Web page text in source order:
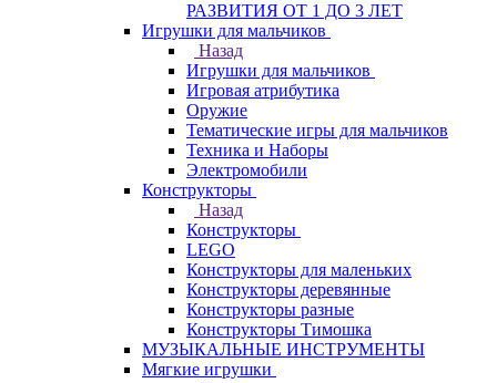
РАЗВИТИЯ ОТ 1 ДО 3 ЛЕТ
Игрушки для мальчиков
Назад
Игрушки для мальчиков
Игровая атрибутика
Оружие
Тематические игры для мальчиков
Техника и Наборы
Электромобили
Конструкторы
Назад
Конструкторы
LEGO
Конструкторы для маленьких
Конструкторы деревянные
Конструкторы разные
Конструкторы Тимошка
МУЗЫКАЛЬНЫЕ ИНСТРУМЕНТЫ
Мягкие игрушки